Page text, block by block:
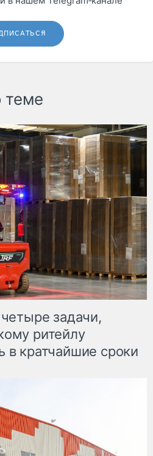
теме
задачи,
ритейлу
в кратчайшие сроки